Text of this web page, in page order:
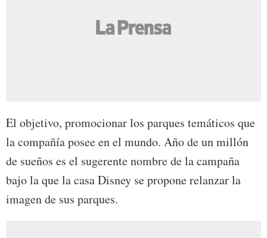
El objetivo, promocionar los parques temáticos que
la compañía posee en el mundo. Año de un millón
de sueños es el sugerente nombre de la campaña
bajo la que la casa Disney se propone relanzar la
imagen de sus parques.